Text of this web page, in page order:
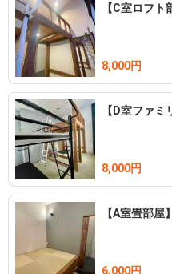
【C室ロフ
8,000円
【D室ファ
8,000円
【A室畳部屋
6,000円